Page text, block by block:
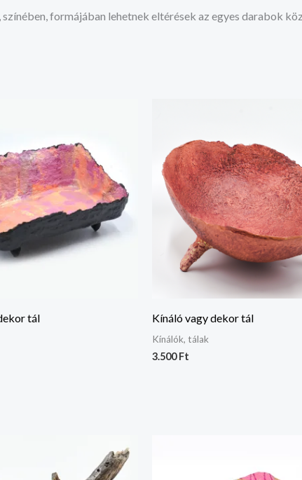
formájában lehetnek eltérések az egyes darabok
tál Kínáló vagy dekor tál
Kínálók, tálak
3.500Ft